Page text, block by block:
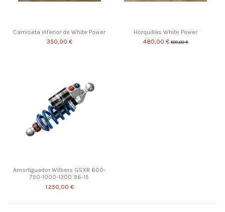
Camiseta inferior de White Power
350,00 €
Horquillas White Power
480,00 €600,00 €
Amortiguador Wilbers GSXR 600-
750-1000-1300 96-15
1.250,00 €